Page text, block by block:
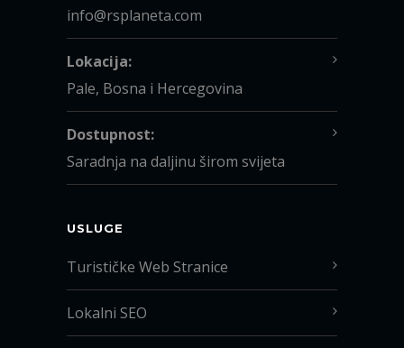
info@rsplaneta.com
Lokacija:
Pale, Bosna i Hercegovina
Dostupnost:
Saradnja na daljinu širom svijeta
USLUGE
Turističke Web Stranice
Lokalni SEO